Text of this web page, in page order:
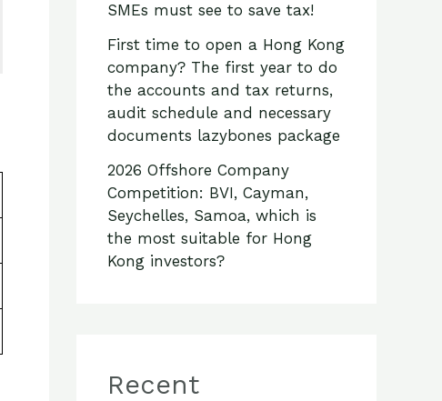
SMEs must see to save tax!
First time to open a Hong Kong
company? The first year to do
the accounts and tax returns,
audit schedule and necessary
documents lazybones package
2026 Offshore Company
Competition: BVI, Cayman,
Seychelles, Samoa, which is
the most suitable for Hong
Kong investors?
Recent